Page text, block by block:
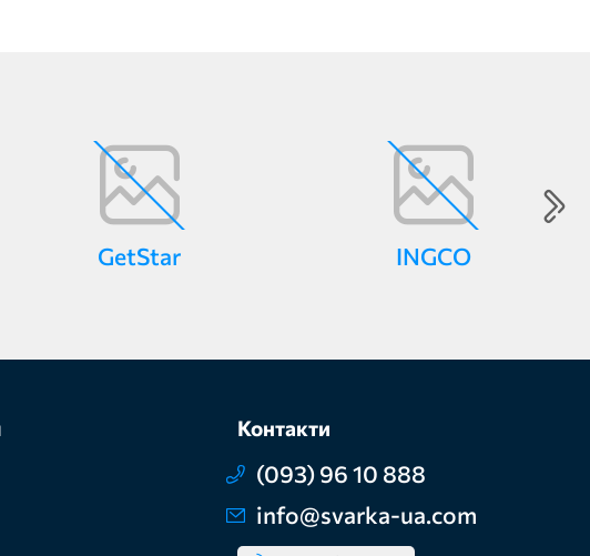
GetStar INGCO
Контакти
(093) 96 10 888
info@svarka-ua.com